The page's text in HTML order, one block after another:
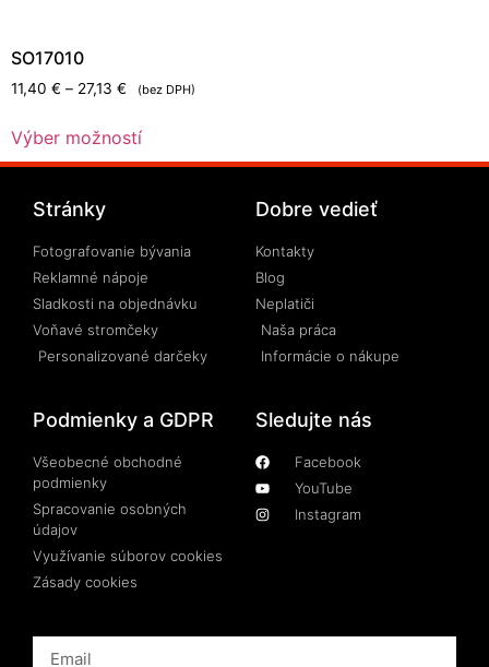
SO17010
11,40 € – 27,13 € (bez DPH)
Výber možností
Stránky
Fotografovanie bývania
Reklamné nápoje
Sladkosti na objednávku
Voňavé stromčeky
Personalizované darčeky
Dobre vedieť
Kontakty
Blog
Neplatiči
Naša práca
Informácie o nákupe
Podmienky a GDPR
Všeobecné obchodné
podmienky
Spracovanie osobných
údajov
Využívanie súborov cookies
Zásady cookies
Sledujte nás
Facebook
YouTube
Instagram